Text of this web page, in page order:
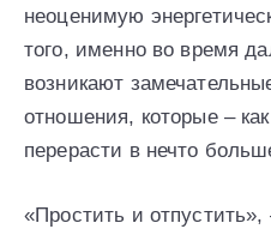
неоценимую
того, именно во время
возникают
отношения, которые –
перерасти в нечто
«Простить и отпустить»,